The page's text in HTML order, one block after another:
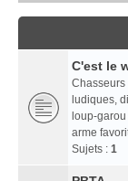
C'est le
Chasseurs
ludiques,
loup-garou
arme
Sujets : 1